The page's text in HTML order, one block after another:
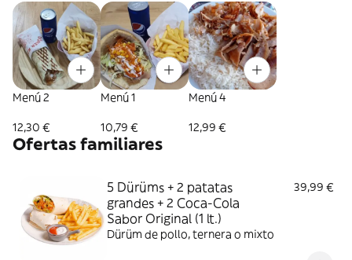
Menú 2
12,30 €
Menú 1
10,79 €
Menú 4
12,99 €
Ofertas familiares
5 Dürüms + 2 patatas
grandes + 2 Coca-Cola
Sabor Original (1 lt.)
39,99 €
Dürüm de pollo, ternera o mixto